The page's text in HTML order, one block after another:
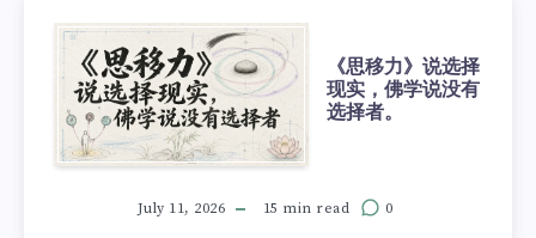
《思移力》说选择
现实，佛学说没有
选择者。
July 11, 2026 15 min read 0